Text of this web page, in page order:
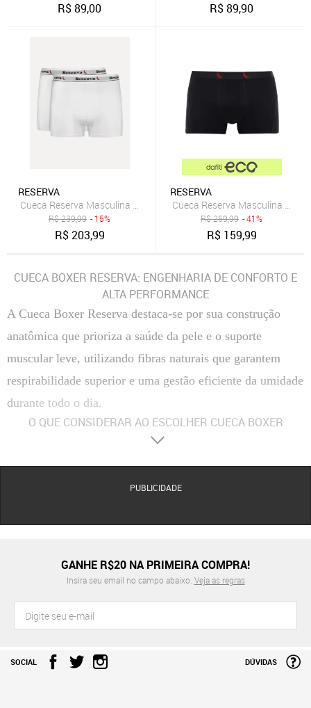
R$89,00 R$89,90
RESERVA
Cueca Reserva Masculina Boxer Basic Logo Branca Pack 2UN
R$239,99 - 15%
R$203,99
RESERVA
Cueca Reserva Masculina
R$269,99 - 41%
R$ 159,99
CUECA BOXER RESERVA: ENGENHARIA DE CONFORTO E
ALTA PERFORMANCE
A Cueca Boxer Reserva destaca-se por sua construção
anatômica que prioriza a saúde da pele e o suporte
muscular leve, utilizando fibras naturais que garantem
respirabilidade superior e uma gestão eficiente da umidade
durante todo o dia.
O QUE CONSIDERAR AO ESCOLHER CUECA BOXER
RESERVA
oferecem um toque sedoso, propriedades hipoalergênicas e uma alta capacidade de
absorção, mantendo a região íntima seca.
independentemente da intensidade dos movimentos.
visual após sucessivos ciclos de lavagem.
: As tramas são tratadas para resistir ao pilling e ao relaxamento excessivo das
fibras de elastano, assegurando que o ajuste boxer se mantenha firme e estruturado por
muito mais tempo.
Modelos Focados em Estilo e Suporte Diário
praticidade necessária com custo-benefício. Já os modelos
PUBLICIDADE
GANHE R$20 NA PRIMEIRA COMPRA!
Insira seu email no campo abaixo. Veja as regras
SOCIAL DÚVIDAS